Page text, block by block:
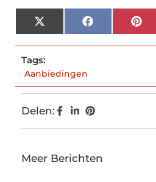
X
(Twitter)
Facebook
Tags:
Aanbiedingen
Delen:
Meer Berichten